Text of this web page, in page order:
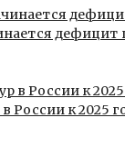
дефицит
России к 2025